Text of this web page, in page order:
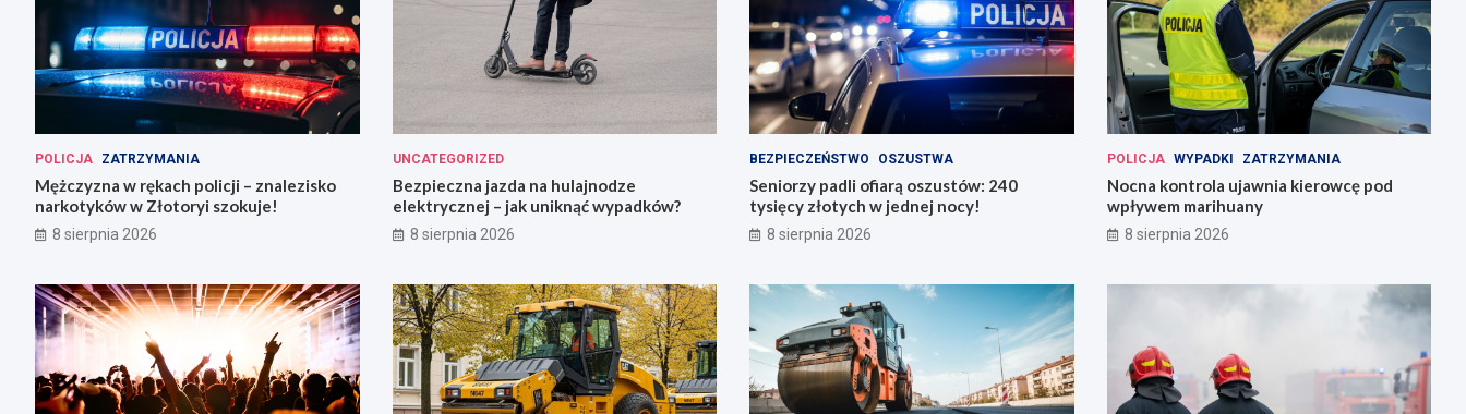
POLICJA ZATRZYMANIA
Mężczyzna w rękach policji – znalezisko
narkotyków w Złotoryi szokuje!
8 sierpnia 2026
UNCATEGORIZED
Bezpieczna jazda na hulajnodze
elektrycznej – jak uniknąć wypadków?
8 sierpnia 2026
BEZPIECZEŃSTWO OSZUSTWA
Seniorzy padli ofiarą oszustów: 240
tysięcy złotych w jednej nocy!
8 sierpnia 2026
POLICJA WYPADKI ZATRZYMANIA
Nocna kontrola ujawnia kierowcę pod
wpływem marihuany
8 sierpnia 2026